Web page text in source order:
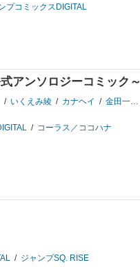
プコミックスDIGITAL
アンソロジーコミック～
/ いくえみ綾 / カナヘイ / 金田一蓮十郎
/
コーラス／ココハナ
/ ジャンプSQ. RISE